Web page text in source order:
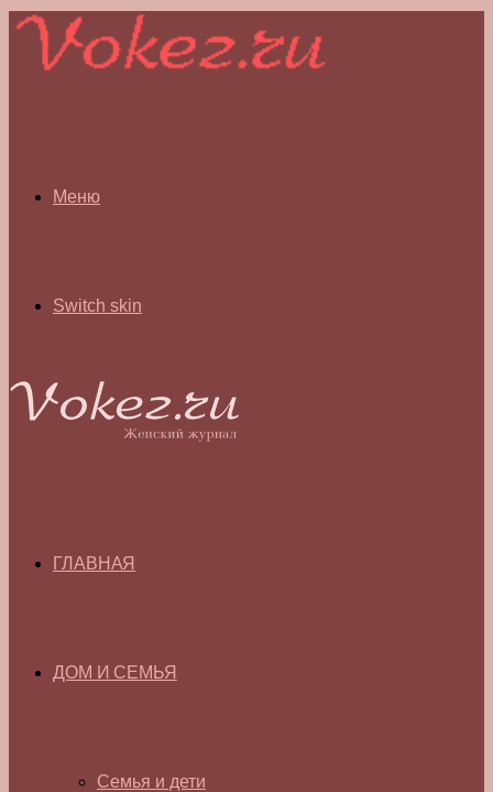
Меню
Switch skin
ГЛАВНАЯ
ДОМ И СЕМЬЯ
Семья и дети